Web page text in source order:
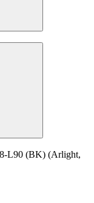
L90 (BK) (Arlight,